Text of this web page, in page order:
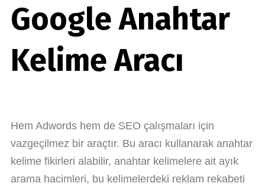
Google Anahtar
Kelime Aracı
Hem Adwords hem de SEO çalışmaları için
vazgeçilmez bir araçtır. Bu aracı kullanarak anahtar
kelime fikirleri alabilir, anahtar kelimelere ait ayık
arama hacimleri, bu kelimelerdeki reklam rekabeti